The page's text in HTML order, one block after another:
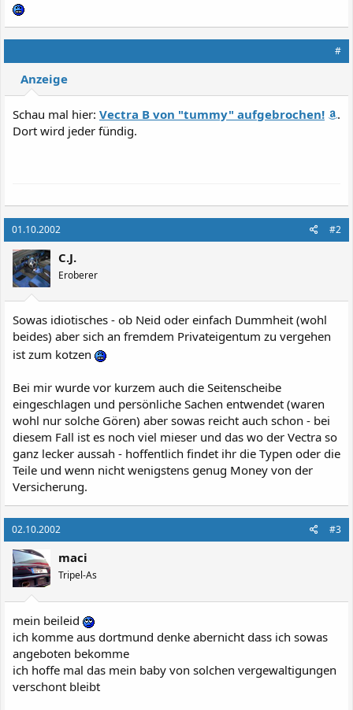
#
Anzeige
Schau mal hier: Vectra B von "tummy" aufgebrochen!
.
Dort wird jeder fündig.
01.10.2002 #2
C.J.
Eroberer
Sowas idiotisches - ob Neid oder einfach Dummheit (wohl
beides) aber sich an fremdem Privateigentum zu vergehen
ist zum kotzen
Bei mir wurde vor kurzem auch die Seitenscheibe
eingeschlagen und persönliche Sachen entwendet (waren
wohl nur solche Gören) aber sowas reicht auch schon - bei
diesem Fall ist es noch viel mieser und das wo der Vectra so
ganz lecker aussah - hoffentlich findet ihr die Typen oder die
Teile und wenn nicht wenigstens genug Money von der
Versicherung.
02.10.2002 #3
maci
Tripel-As
mein beileid
ich komme aus dortmund denke abernicht dass ich sowas
angeboten bekomme
ich hoffe mal das mein baby von solchen vergewaltigungen
verschont bleibt